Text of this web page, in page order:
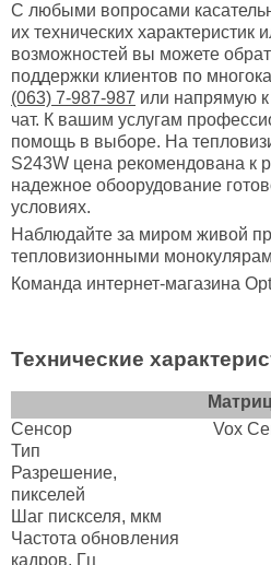
С любыми вопросами
их технических
возможностей вы можете
поддержки клиентов по
(063) 7-987-987 или напрямую к
чат. К вашим услугам
помощь в выборе. На
S243W цена рекомендована к
надежное обоорудование
условиях.
Наблюдайте за миром живой
тепловизионными
Команда интернет-магазина
Технические
Сенсор
Vox
Тип
Разрешение,
пикселей
Шаг пискселя, мкм
Частота обновления
кадров, Гц